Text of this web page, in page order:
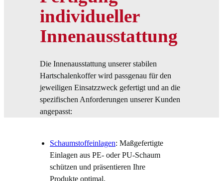
individueller
Innenausstattung
Die Innenausstattung unserer stabilen
Hartschalenkoffer wird passgenau für den
jeweiligen Einsatzzweck gefertigt und an die
spezifischen Anforderungen unserer Kunden
angepasst:
Schaumstoffeinlagen: Maßgefertigte
Einlagen aus PE- oder PU-Schaum
schützen und präsentieren Ihre
Produkte optimal.